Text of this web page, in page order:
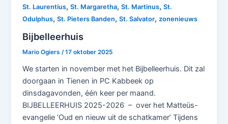
St. Laurentius,St. Margaretha,St. Martinus,St.
Odulphus,St. Pieters Banden,St. Salvator,zonenieuws
Bijbelleerhuis
Mario Ogiers /17 oktober 2025
We starten in november met het Bijbelleerhuis. Dit zal
doorgaan in Tienen in PC Kabbeek op
dinsdagavonden, één keer per maand.
BIJBELLEERHUIS 2025-2026 – over het Matteüs-
evangelie ‘Oud en nieuw uit de schatkamer’ Tijdens